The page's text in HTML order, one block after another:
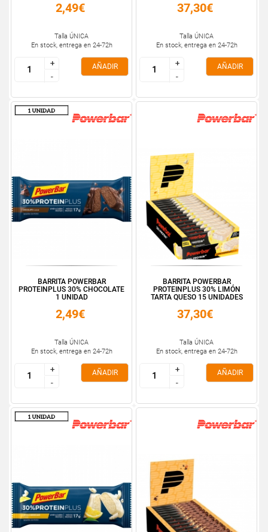
2,49€
Talla ÚNICA
En stock, entrega en 24-72h
+
-
+
-
AÑADIR
37,30€
Talla ÚNICA
En stock, entrega en 24-72h
+
-
+
-
AÑADIR
BARRITA POWERBAR
PROTEINPLUS 30% CHOCOLATE
1 UNIDAD
2,49€
Talla ÚNICA
En stock, entrega en 24-72h
+
-
+
-
AÑADIR
BARRITA POWERBAR
PROTEINPLUS 30% LIMÓN
TARTA QUESO 15 UNIDADES
37,30€
Talla ÚNICA
En stock, entrega en 24-72h
+
-
+
-
AÑADIR